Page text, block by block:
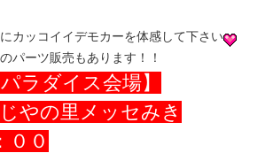
カッコイイデモカーを体感して下さい
パーツ販売もあります！！
ラダイス会場】
やの里メッセみき
００